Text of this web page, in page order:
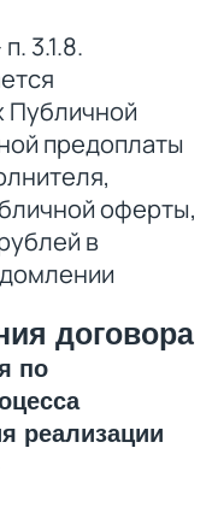
3.1.8.
Публичной
предоплаты
оферты,
в
договора
по
реализации